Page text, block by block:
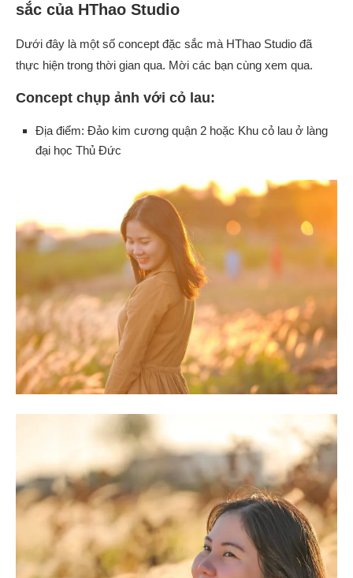
sắc của HThao Studio
Dưới đây là một số concept đặc sắc mà HThao Studio đã
thực hiện trong thời gian qua. Mời các bạn cùng xem qua.
Concept chụp ảnh với cỏ lau:
Địa điểm: Đảo kim cương quận 2 hoặc Khu cỏ lau ở làng
đại học Thủ Đức